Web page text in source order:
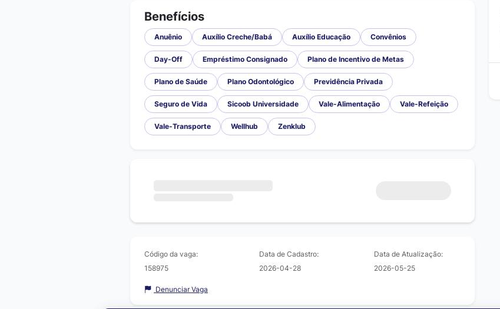
Benefícios
Anuênio Auxílio Creche/Babá Auxílio Educação Convênios
Day-Off Empréstimo Consignado Plano de Incentivo de Metas
Plano de Saúde Plano Odontológico Previdência Privada
Seguro de Vida Sicoob Universidade Vale-Alimentação Vale-Refeição
Vale-Transporte Wellhub Zenklub
Código da vaga:
158975
Data de Cadastro:
2026-04-28
Data de Atualização:
2026-05-25
Denunciar Vaga